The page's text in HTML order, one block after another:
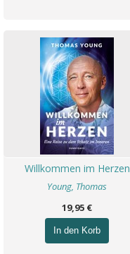
Willkommen im Herzen
Young, Thomas
19,95 €
In den Korb